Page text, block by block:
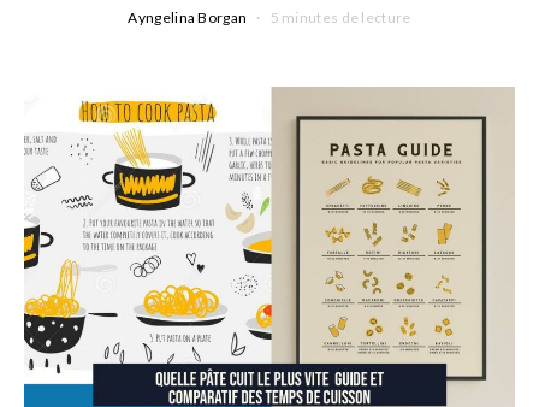
Ayngelina Borgan 5 minutes de lecture